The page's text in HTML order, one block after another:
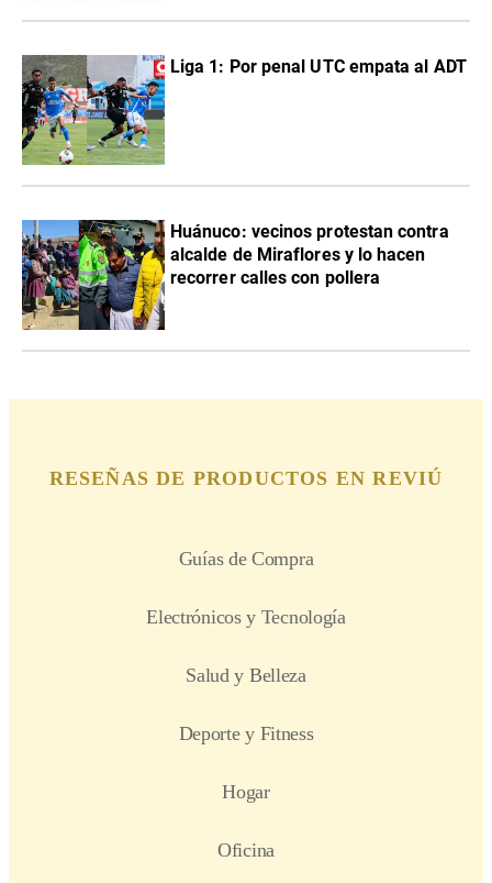
Liga 1: Por penal UTC empata al ADT
Huánuco: vecinos protestan contra
alcalde de Miraflores y lo hacen
recorrer calles con pollera